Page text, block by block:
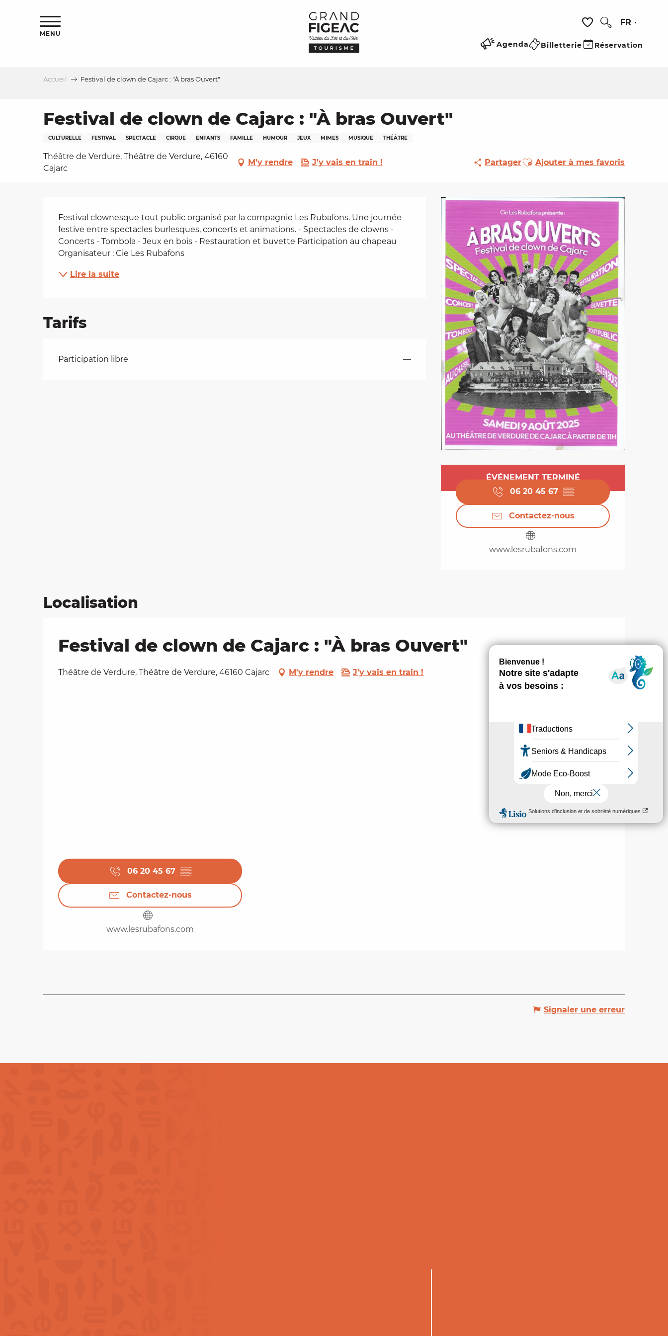
Voir les favoris
FR
MENU
Agenda Billetterie Réservation
Accueil Festival de clown de Cajarc : "À bras Ouvert"
Festival de clown de Cajarc : "À bras Ouvert"
CULTURELLE FESTIVAL SPECTACLE CIRQUE ENFANTS FAMILLE HUMOUR JEUX MIMES MUSIQUE THÉÂTRE
Théâtre de Verdure, Théâtre de Verdure, 46160
Cajarc
M'y rendre J'y vais en train ! PartagerAjouter aux favoris
Ajouter à mes favoris
Ouverture et
ÉVÉNEMENT TERMINÉ
06 20 45 67 ▒▒
Contactez-nous
www.lesrubafons.com
Description
Festival clownesque tout public organisé par la compagnie Les Rubafons. Une journée
festive entre spectacles burlesques, concerts et animations. - Spectacles de clowns -
Concerts - Tombola - Jeux en bois - Restauration et buvette Participation au chapeau
Organisateur : Cie Les Rubafons
Lire la suite
Tarifs
Tarifs 2026
Participation libre —
Localisation
Festival de clown de Cajarc : "À bras Ouvert"
Théâtre de Verdure, Théâtre de Verdure, 46160 Cajarc M'y rendre J'y vais en train !
06 20 45 67 ▒▒
Contactez-nous
www.lesrubafons.com
Signaler une erreur